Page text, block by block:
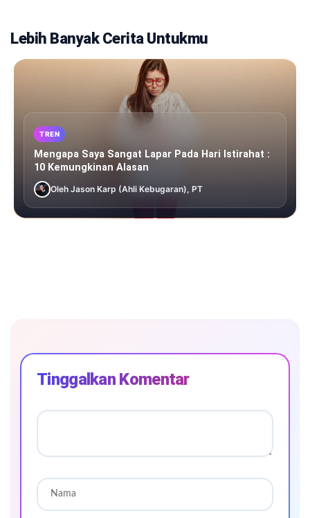
Lebih Banyak Cerita Untukmu
TREN
Mengapa Saya Sangat Lapar Pada Hari Istirahat :
10 Kemungkinan Alasan
Oleh Jason Karp (Ahli Kebugaran), PT
Tinggalkan Komentar